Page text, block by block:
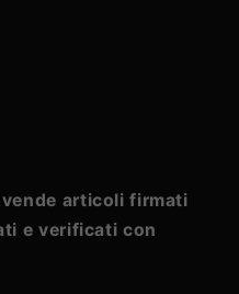
articoli firmati
e verificati con